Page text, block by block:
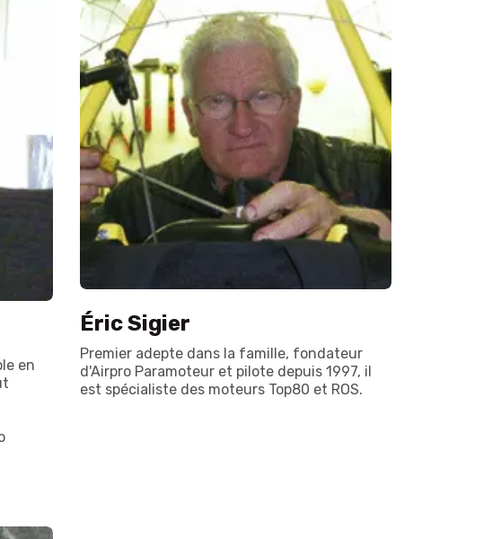
en
Éric Sigier
Premier adepte dans la famille, fondateur
d'Airpro Paramoteur et pilote depuis 1997, il
est spécialiste des moteurs Top80 et ROS.